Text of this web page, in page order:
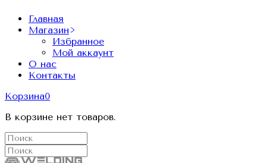
Главная
Магазин
Избранное
Мой аккаунт
О нас
Контакты
Корзина0
В корзине нет товаров.